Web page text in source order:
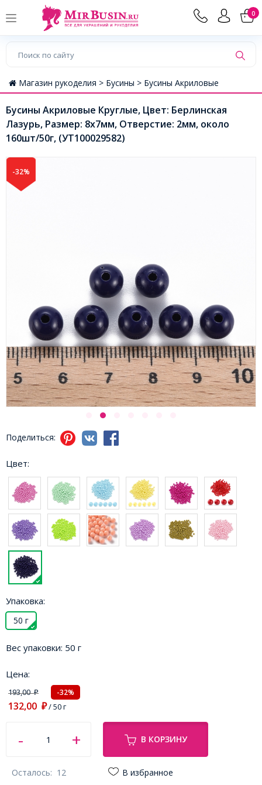
0
Магазин рукоделия > Бусины > Бусины Акриловые
Бусины Акриловые Круглые, Цвет: Берлинская
Лазурь, Размер: 8х7мм, Отверстие: 2мм, около
160шт/50г, (УТ100029582)
-32%
Поделиться:
Цвет:
Упаковка:
50 г
Вес упаковки: 50 г
Цена:
193,00₽ -32%
132,00 ₽/ 50 г
В КОРЗИНУ
Осталось: 12 В избранное